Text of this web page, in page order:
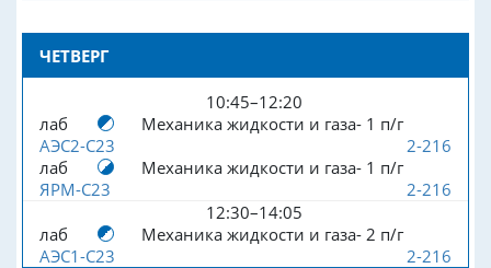
ЧЕТВЕРГ
10:45–12:20
лаб
Механика жидкости и газа- 1 п/г
АЭС2-С23
2-216
лаб
Механика жидкости и газа- 1 п/г
ЯРМ-С23
2-216
12:30–14:05
лаб
Механика жидкости и газа- 2 п/г
АЭС1-С23
2-216